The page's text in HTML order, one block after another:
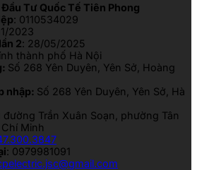
Tư Quốc Tế Tiên Phong
: 0110534029
2023
2: 28/05/2025
thành phố Hà Nội
Số 268 Yên Duyên, Yên Sở, Hoàng
nhập: Số 268 Yên Duyên, Yên Sở, Hà
đường Trần Xuân Soạn, phường Tân
Minh
: 0979981091